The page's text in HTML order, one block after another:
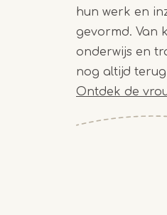
hun werk en
gevormd. Van
onderwijs en
nog altijd
Ontdek de